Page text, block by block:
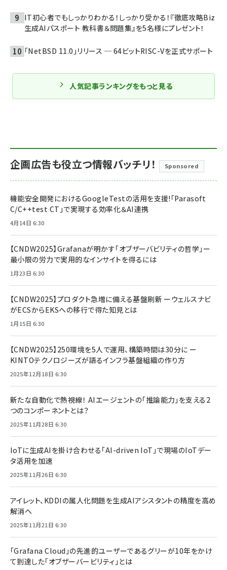
IT初心者でもしっかりわかる！しっかり受かる！『徹底攻略Biz
生成AIパスポート 教科書＆問題集』を5名様にプレゼント！
「NetBSD 11.0」リリース ─ 64ビットRISC-Vを正式サポート
人気記事ランキングをもっと見る
企画広告も役立つ情報バッチリ！ Sponsored
機能安全開発におけるGoogleTestの活用を支援!「Parasoft
C/C++test CT」で実現する効率化＆AI連携
4月14日 6:30
【CNDW2025】Grafanaが明かす「オブザーバビリティの哲学」ー
最小限の労力で実用的なインサイトを得るには
1月23日 6:30
【CNDW2025】プロダクト急増に備える基盤刷新 ーウェルスナビ
がECSからEKSへの移行で得た知見とは
1月15日 6:30
【CNDW2025】250環境を5人で運用、構築時間は30分に ー
KINTOテクノロジーズが語るインフラ基盤組織の作り方
2025年12月18日 6:30
新たな自動化で熱視線！ AIエージェントの「推論能力」を支える2
つのコンポーネントとは？
2025年11月28日 6:30
IoTに生成AIを掛け合わせる「AI-driven IoT」で現場のIoTデー
タ活用を加速
2025年11月26日 6:30
アイレット、KDDIの属人化問題を生成AIアシスタントの精度を高め
解消へ
2025年11月21日 6:30
「Grafana Cloud」の先進的ユーザーであるグリーが10年をかけ
て到達した「オブザーバービリティ」とは